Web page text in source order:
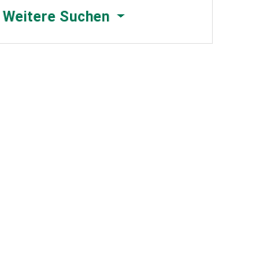
Weitere Suchen